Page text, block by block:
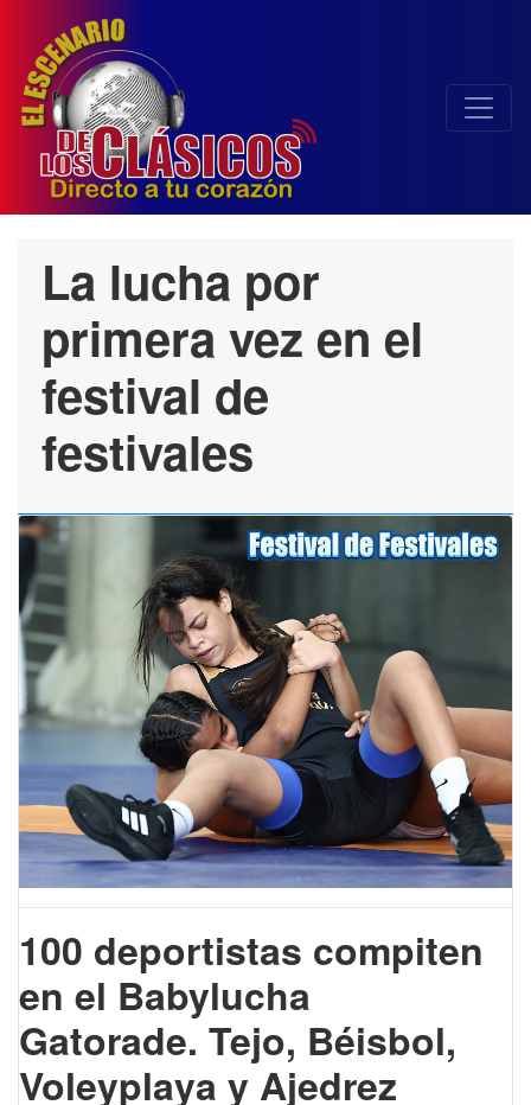
La lucha por
primera vez en el
festival de
festivales
100 deportistas compiten
en el Babylucha
Gatorade. Tejo, Béisbol,
Voleyplaya y Ajedrez